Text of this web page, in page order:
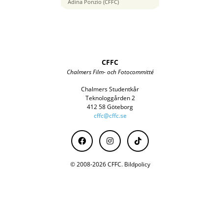
Adina Ponzio (CFFC)
CFFC
Chalmers Film- och Fotocommitté
Chalmers Studentkår
Teknologgården 2
412 58 Göteborg
cffc@cffc.se
© 2008-2026 CFFC. Bildpolicy